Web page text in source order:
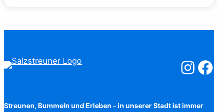
Streunen, Bummeln und Erleben – in unserer Stadt ist immer